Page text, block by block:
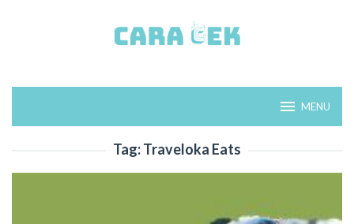
MENU
Tag:Traveloka Eats